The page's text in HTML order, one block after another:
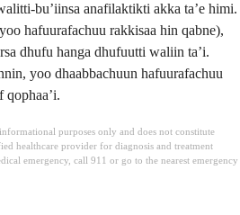
bu’iinsa anafilaktikti akka ta’e himi.
hafuurafachuu rakkisaa hin qabne),
dhufu hanga dhufuutti waliin ta’i.
yoo dhaabbachuun hafuurafachuu
qophaa’i.
purposes only and does not constitute
healthcare provider for diagnosis and treatment
emergency, call 911 or go to the nearest emergency